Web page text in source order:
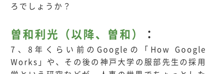
ろでしょうか？
曽和利光（以降、曽和） ：
7、8年くらい前のGoogleの「How Google
Works」や、その後の神戸大学の服部先生の採用